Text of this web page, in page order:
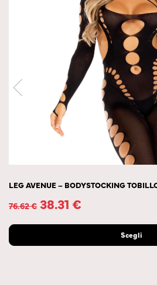
LEG AVENUE – BODYSTOCKING
76.62€ 38.31 €
Scegli